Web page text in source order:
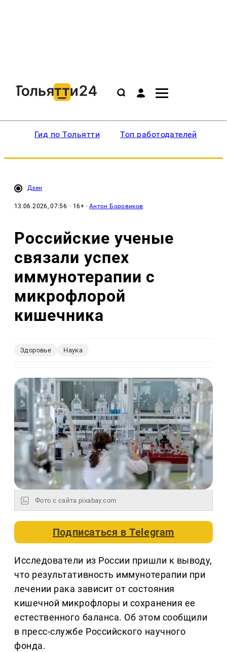
Гид по Тольятти Топ работодателей
Дзен
13.06.2026, 07:56 · 16+ ·Антон Боровиков
Российские ученые
связали успех
иммунотерапии с
микрофлорой
кишечника
Здоровье Наука
Фото с сайта pixabay.com
Подписаться вTelegram
Исследователи из России пришли к выводу,
что результативность иммунотерапии при
лечении рака зависит от состояния
кишечной микрофлоры и сохранения ее
естественного баланса. Об этом сообщили
в пресс-службе Российского научного
фонда.